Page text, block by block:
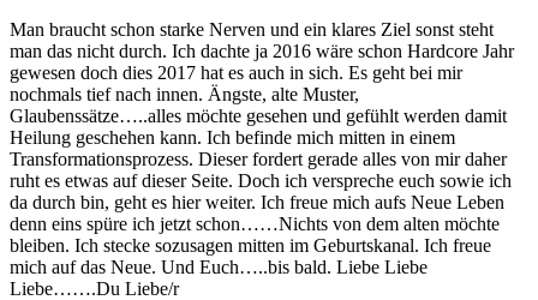
Man braucht schon starke Nerven und ein klares Ziel sonst steht
man das nicht durch. Ich dachte ja 2016 wäre schon Hardcore Jahr
gewesen doch dies 2017 hat es auch in sich. Es geht bei mir
nochmals tief nach innen. Ängste, alte Muster,
Glaubenssätze…..alles möchte gesehen und gefühlt werden damit
Heilung geschehen kann. Ich befinde mich mitten in einem
Transformationsprozess. Dieser fordert gerade alles von mir daher
ruht es etwas auf dieser Seite. Doch ich verspreche euch sowie ich
da durch bin, geht es hier weiter. Ich freue mich aufs Neue Leben
denn eins spüre ich jetzt schon……Nichts von dem alten möchte
bleiben. Ich stecke sozusagen mitten im Geburtskanal. Ich freue
mich auf das Neue. Und Euch…..bis bald. Liebe Liebe
Liebe…….Du Liebe/r